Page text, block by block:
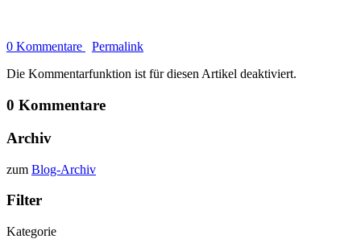
0 Kommentare
Permalink
Die Kommentarfunktion ist für diesen Artikel deaktiviert.
0 Kommentare
Archiv
zum Blog-Archiv
Filter
Kategorie